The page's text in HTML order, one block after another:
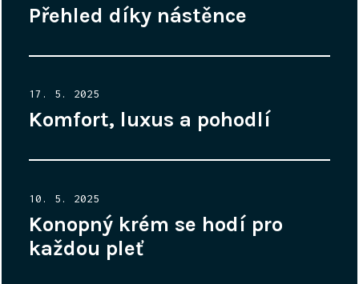
on
Přehled díky nástěnce
Posted
on
17. 5. 2025
Komfort, luxus a pohodlí
Posted
on
10. 5. 2025
Konopný krém se hodí pro
každou pleť